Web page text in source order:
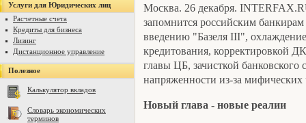
Услуги для Юридических лиц
Расчетные счета
Кредиты для бизнеса
Лизинг
Дистанционное управление
Полезное
Калькулятор вкладов
Словарь экономических
терминов
Москва. 26 декабря.
запомнится российским
введению "Базеля III",
кредитования, корректировкой
главы ЦБ, зачисткой
напряженности из-за
Новый глава - новые реалии